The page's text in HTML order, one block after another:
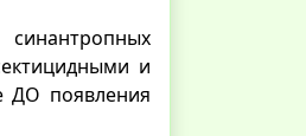
и
ДО появления